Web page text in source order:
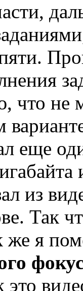
что не
еще
из
Так
я
это